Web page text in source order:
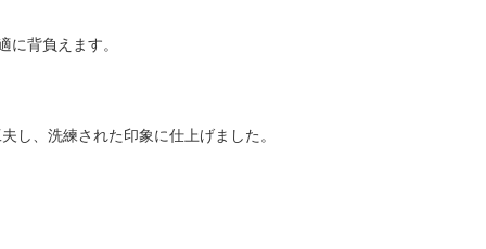
背負えます。
し、洗練された印象に仕上げました。